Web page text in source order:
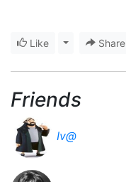
Like Toggle Share
Friends
Iv@